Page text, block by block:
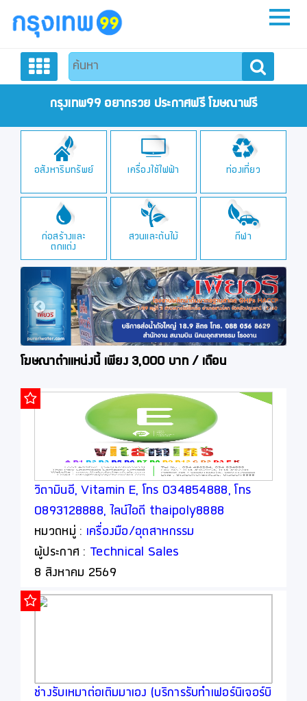
หน้าหลัก
สมัครสมาชิก
ลงประกาศฟรี
ติดต่อเรา
กรุงเทพ99 อยากรวย ประกาศฟรี โฆษณาฟรี
อสังหาริมทรัพย์
ก่อสร้างและ
ตกแต่ง
เครื่องใช้ไฟฟ้า
สวนและต้นไม้
ท่องเที่ยว
กีฬา
Previous Next
โฆษณาตำแหน่งนี้ เพียง 3,000 บาท / เดือน
วิตามินอี, Vitamin E, โทร 034854888, โทร
0893128888, ไลน์ไอดี thaipoly8888
หมวดหมู่ : เครื่องมือ/อุตสาหกรรม
ผู้ประกาศ : Technical Sales
8 สิงหาคม 2569
ช่างรับเหมาต่อเติมมาเอง (บริการรับทำเฟอร์นิเจอร์บิ